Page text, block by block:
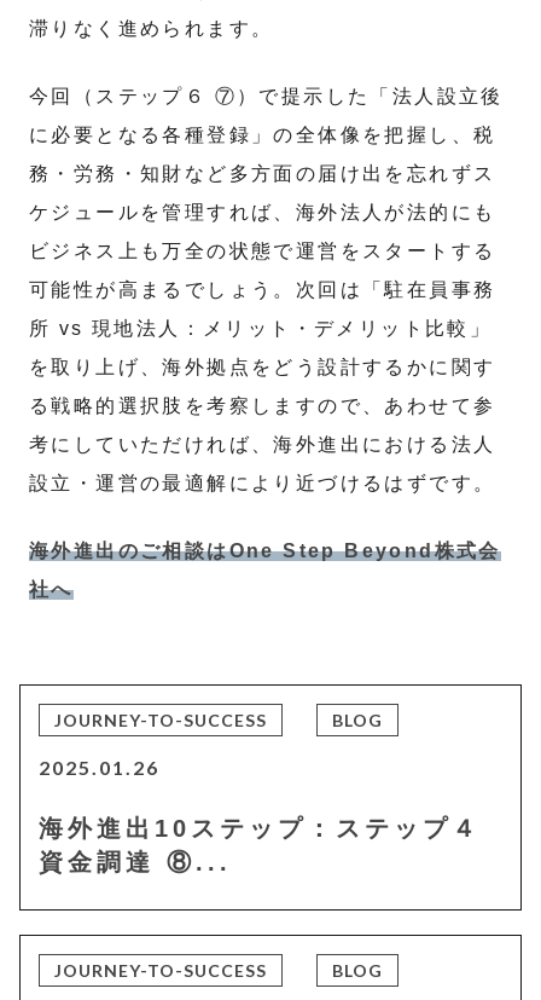
滞りなく進められます。
今回（ステップ６ ⑦）で提示した「法人設立後
に必要となる各種登録」の全体像を把握し、税
務・労務・知財など多方面の届け出を忘れずス
ケジュールを管理すれば、海外法人が法的にも
ビジネス上も万全の状態で運営をスタートする
可能性が高まるでしょう。次回は「駐在員事務
所 vs 現地法人：メリット・デメリット比較」
を取り上げ、海外拠点をどう設計するかに関す
る戦略的選択肢を考察しますので、あわせて参
考にしていただければ、海外進出における法人
設立・運営の最適解により近づけるはずです。
海外進出のご相談はOne Step Beyond株式会
社へ
JOURNEY-TO-SUCCESS BLOG
2025.01.26
海外進出10ステップ：ステップ４
資金調達 ⑧...
JOURNEY-TO-SUCCESS BLOG